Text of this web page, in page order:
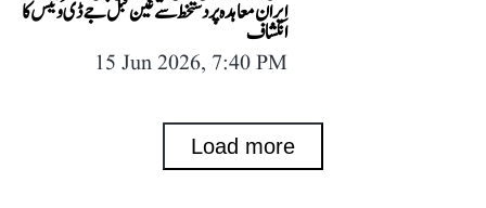
ایران معاہدہ پر دستخط سے عین قبل جے ڈی وینس کا
انکشاف
15 Jun 2026, 7:40 PM
Load more